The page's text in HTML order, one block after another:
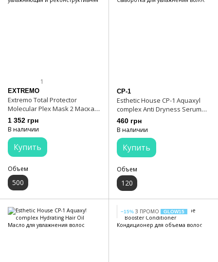
1
EXTREMO
Extremo Total Protector
Molecular Plex Mask 2 Маска
увлажняющая и
реконструктивная
1 352 грн
В наличии
Купить
Объем
500
CP-1
Esthetic House CP-1 Aquaxyl
complex Anti Dryness Serum
Сыворотка для увлажнения
волос
460 грн
В наличии
Купить
Объем
120
−15% З ПРОМО GLOW15